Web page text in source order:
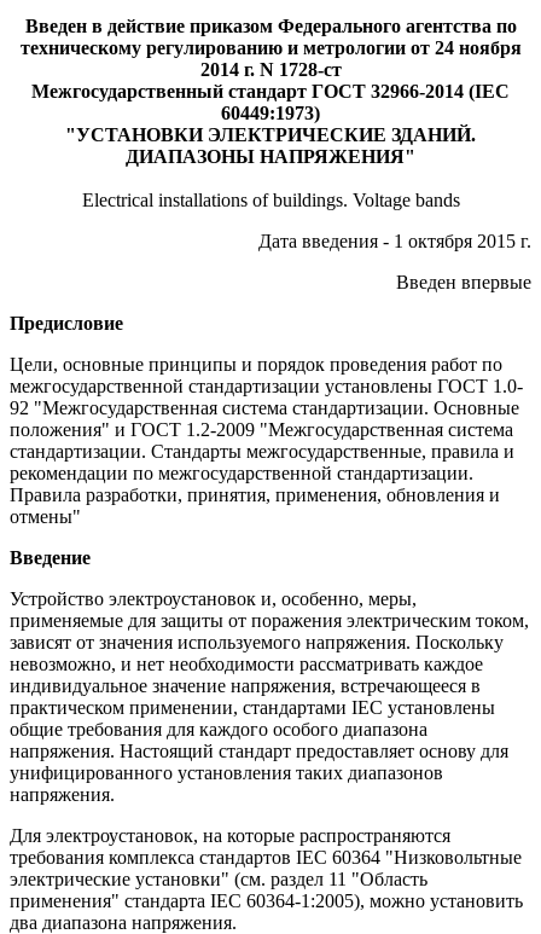
Введен в действие приказом Федерального агентства по
техническому регулированию и метрологии от 24 ноября
2014 г. N 1728-ст
Межгосударственный стандарт ГОСТ 32966-2014 (IEC
60449:1973)
"УСТАНОВКИ ЭЛЕКТРИЧЕСКИЕ ЗДАНИЙ.
ДИАПАЗОНЫ НАПРЯЖЕНИЯ"
Electrical installations of buildings. Voltage bands
Дата введения - 1 октября 2015 г.
Введен впервые
Предисловие
Цели, основные принципы и порядок проведения работ по
межгосударственной стандартизации установлены ГОСТ 1.0-
92 "Межгосударственная система стандартизации. Основные
положения" и ГОСТ 1.2-2009 "Межгосударственная система
стандартизации. Стандарты межгосударственные, правила и
рекомендации по межгосударственной стандартизации.
Правила разработки, принятия, применения, обновления и
отмены"
Введение
Устройство электроустановок и, особенно, меры,
применяемые для защиты от поражения электрическим током,
зависят от значения используемого напряжения. Поскольку
невозможно, и нет необходимости рассматривать каждое
индивидуальное значение напряжения, встречающееся в
практическом применении, стандартами IEC установлены
общие требования для каждого особого диапазона
напряжения. Настоящий стандарт предоставляет основу для
унифицированного установления таких диапазонов
напряжения.
Для электроустановок, на которые распространяются
требования комплекса стандартов IEC 60364 "Низковольтные
электрические установки" (см. раздел 11 "Область
применения" стандарта IEC 60364-1:2005), можно установить
два диапазона напряжения.